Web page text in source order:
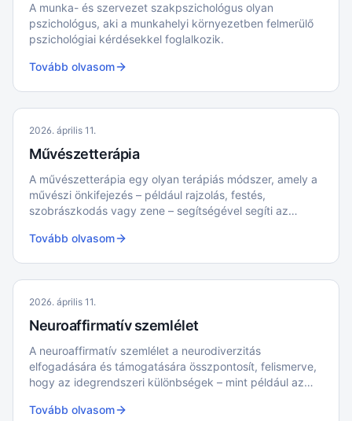
A munka- és szervezet szakpszichológus olyan
pszichológus, aki a munkahelyi környezetben felmerülő
pszichológiai kérdésekkel foglalkozik.
Tovább olvasom
2026. április 11.
Művészetterápia
A művészetterápia egy olyan terápiás módszer, amely a
művészi önkifejezés – például rajzolás, festés,
szobrászkodás vagy zene – segítségével segíti az
Tovább olvasom
2026. április 11.
Neuroaffirmatív szemlélet
A neuroaffirmatív szemlélet a neurodiverzitás
elfogadására és támogatására összpontosít, felismerve,
hogy az idegrendszeri különbségek – mint például az
természetes részei.
Tovább olvasom